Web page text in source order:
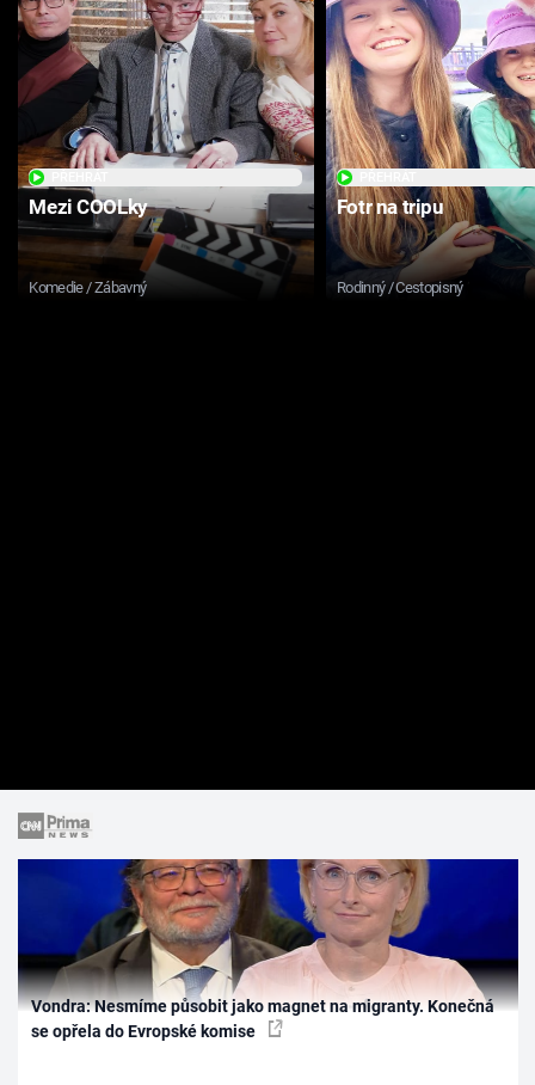
Mezi COOLky
Komedie / Zábavný
Fotr na tripu
Rodinný / Cestopisný
Vondra: Nesmíme působit jako magnet na migranty. Konečná
se opřela do Evropské komise